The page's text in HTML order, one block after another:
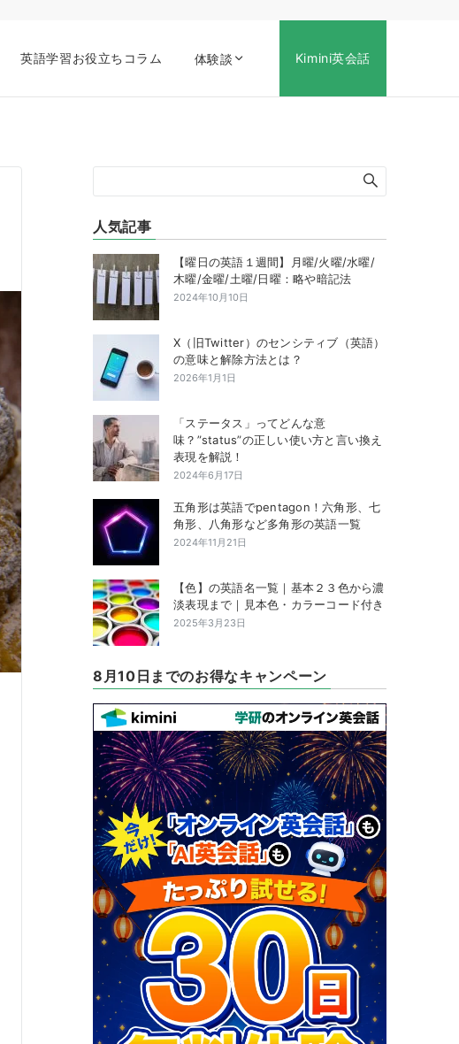
英語学習お役立ちコラム 体験談 Kimini英会話
人気記事
【曜日の英語１週間】月曜/火曜/水曜/
木曜/金曜/土曜/日曜：略や暗記法
2024年10月10日
X（旧Twitter）のセンシティブ（英語）
の意味と解除方法とは？
2026年1月1日
「ステータス」ってどんな意
味？”status”の正しい使い方と言い換え
表現を解説！
2024年6月17日
五角形は英語でpentagon！六角形、七
角形、八角形など多角形の英語一覧
2024年11月21日
【色】の英語名一覧｜基本２３色から濃
淡表現まで｜見本色・カラーコード付き
2025年3月23日
8月10日までのお得なキャンペーン